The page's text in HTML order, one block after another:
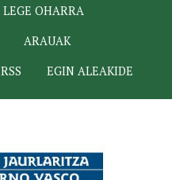
LEGE OHARRA
ARAUAK
RSS EGIN ALEAKIDE